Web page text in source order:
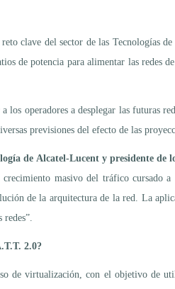
clave del sector de las Tecnologías
de potencia para alimentar las redes
los operadores a desplegar las futuras
previsiones del efecto de las
de Alcatel-Lucent y presidente de
masivo del tráfico cursado
de la arquitectura de la red. La
2.0?
de virtualización, con el objetivo de